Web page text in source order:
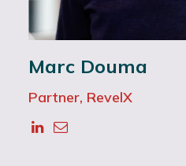
Marc Douma
Partner, RevelX